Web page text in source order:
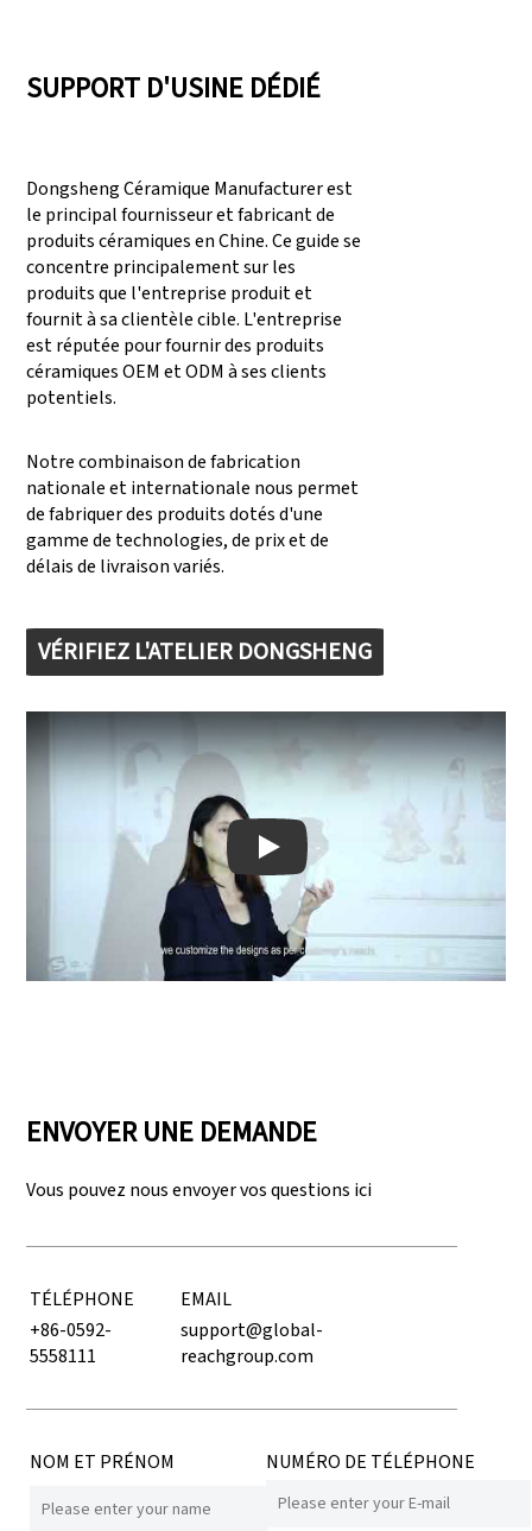
SUPPORT D'USINE DÉDIÉ
Dongsheng Céramique Manufacturer est
le principal fournisseur et fabricant de
produits céramiques en Chine. Ce guide se
concentre principalement sur les
produits que l'entreprise produit et
fournit à sa clientèle cible. L'entreprise
est réputée pour fournir des produits
céramiques OEM et ODM à ses clients
potentiels.
Notre combinaison de fabrication
nationale et internationale nous permet
de fabriquer des produits dotés d'une
gamme de technologies, de prix et de
délais de livraison variés.
VÉRIFIEZ L'ATELIER DONGSHENG
Play: Keynote (Google I/O '18)
ENVOYER UNE DEMANDE
Vous pouvez nous envoyer vos questions ici
TÉLÉPHONE
EMAIL
+86-0592-
5558111
support@global-
reachgroup.com
NOM ET PRÉNOM NUMÉRO DE TÉLÉPHONE